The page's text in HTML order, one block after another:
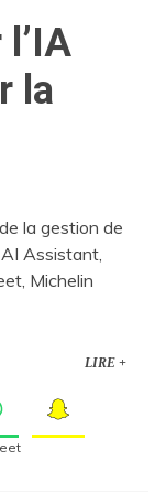
la
la gestion de
Assistant,
Michelin
LIRE +